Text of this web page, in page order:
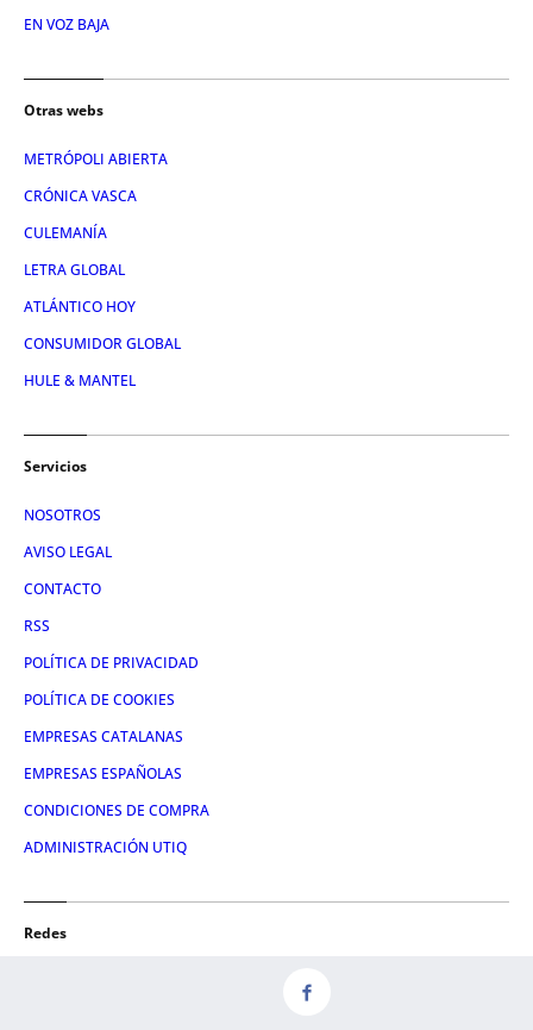
EN VOZ BAJA
Otras webs
METRÓPOLI ABIERTA
CRÓNICA VASCA
CULEMANÍA
LETRA GLOBAL
ATLÁNTICO HOY
CONSUMIDOR GLOBAL
HULE & MANTEL
Servicios
NOSOTROS
AVISO LEGAL
CONTACTO
RSS
POLÍTICA DE PRIVACIDAD
POLÍTICA DE COOKIES
EMPRESAS CATALANAS
EMPRESAS ESPAÑOLAS
CONDICIONES DE COMPRA
ADMINISTRACIÓN UTIQ
Redes